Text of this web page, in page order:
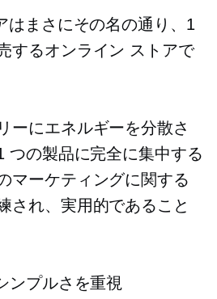
はまさにその名の通り、1
するオンライン ストアで
ーにエネルギーを分散さ
つの製品に完全に集中する
マーケティングに関する
され、実用的であること
ンプルさを重視